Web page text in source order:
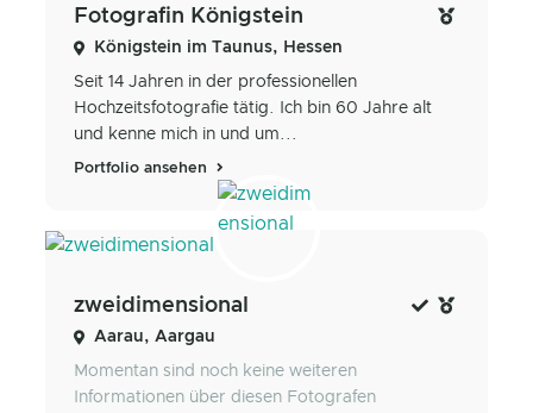
Fotografin Königstein
Königstein im Taunus, Hessen
Seit 14 Jahren in der professionellen
Hochzeitsfotografie tätig. Ich bin 60 Jahre alt
und kenne mich in und um...
Portfolio ansehen
zweidimensional
Aarau, Aargau
Momentan sind noch keine weiteren
Informationen über diesen Fotografen